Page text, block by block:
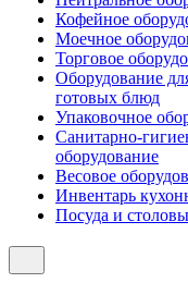
Кофейное
Моечное
Торговое
Оборудование
готовых блюд
Упаковочное
Санитарно-
оборудование
Весовое
Инвентарь
Посуда и